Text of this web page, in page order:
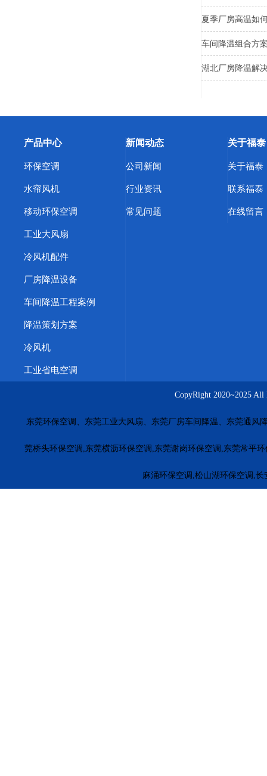
夏季厂房高温如
车间降温组合方
湖北厂房降温解
产品中心
环保空调
水帘风机
移动环保空调
工业大风扇
冷风机配件
厂房降温设备
车间降温工程案例
降温策划方案
冷风机
工业省电空调
新闻动态
公司新闻
行业资讯
常见问题
关于福泰
关于福泰
联系福泰
在线留言
CopyRight 2020~2025
东莞环保空调、东莞工业大风扇、东莞厂房车间降温、东莞通
莞桥头环保空调,东莞横沥环保空调,东莞谢岗环保空调,东莞常平
麻涌环保空调,松山湖环保空调,